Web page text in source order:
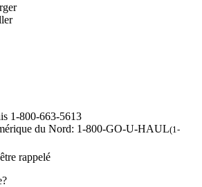
1-800-663-5613
du Nord: 1-800-GO-U-HAUL(1-
rappelé